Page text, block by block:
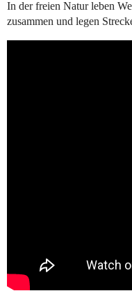
In der freien Natur leben
zusammen und legen